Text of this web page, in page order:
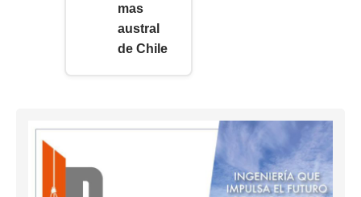
mas
austral
de Chile